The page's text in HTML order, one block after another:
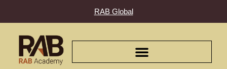
RAB Global